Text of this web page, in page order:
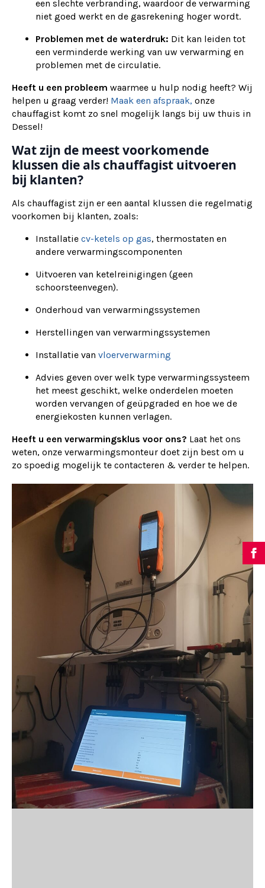
een slechte verbranding, waardoor de verwarming
niet goed werkt en de gasrekening hoger wordt.
Problemen met de waterdruk: Dit kan leiden tot
een verminderde werking van uw verwarming en
problemen met de circulatie.
Heeft u een probleem waarmee u hulp nodig heeft? Wij
helpen u graag verder! Maak een afspraak, onze
chauffagist komt zo snel mogelijk langs bij uw thuis in
Dessel!
Wat zijn de meest voorkomende
klussen die als chauffagist uitvoeren
bij klanten?
Als chauffagist zijn er een aantal klussen die regelmatig
voorkomen bij klanten, zoals:
Installatie cv-ketels op gas, thermostaten en
andere verwarmingscomponenten
Uitvoeren van ketelreinigingen (geen
schoorsteenvegen).
Onderhoud van verwarmingssystemen
Herstellingen van verwarmingssystemen
Installatie van vloerverwarming
Advies geven over welk type verwarmingssysteem
het meest geschikt, welke onderdelen moeten
worden vervangen of geüpgraded en hoe we de
energiekosten kunnen verlagen.
Heeft u een verwarmingsklus voor ons? Laat het ons
weten, onze verwarmingsmonteur doet zijn best om u
zo spoedig mogelijk te contacteren & verder te helpen.